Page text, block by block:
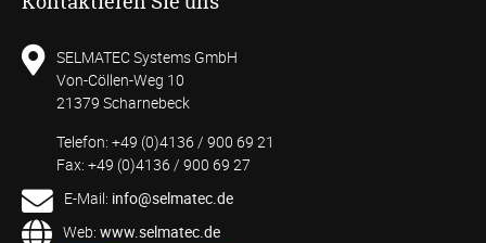
SELMATEC Systems GmbH
Von-Cöllen-Weg 10
21379 Scharnebeck
Telefon: +49 (0)4136 / 900 69 21
Fax: +49 (0)4136 / 900 69 27
E-Mail: info@selmatec.de
Web: www.selmatec.de